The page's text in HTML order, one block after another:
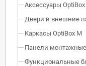
Аксессуары
Двери и внешние
Каркасы OptiBox M
Панели монтажные
Функциональные